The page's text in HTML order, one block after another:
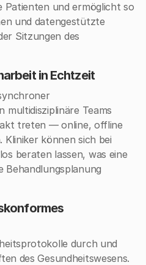
Patienten und ermöglicht so
und datengestützte
Sitzungen des
in Echtzeit
multidisziplinäre Teams
treten — online, offline
können sich bei
beraten lassen, was eine
durch und
des Gesundheitswesens.